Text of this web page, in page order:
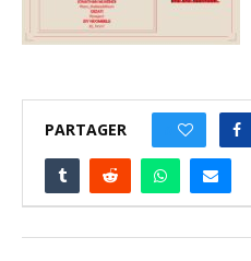
PARTAGER